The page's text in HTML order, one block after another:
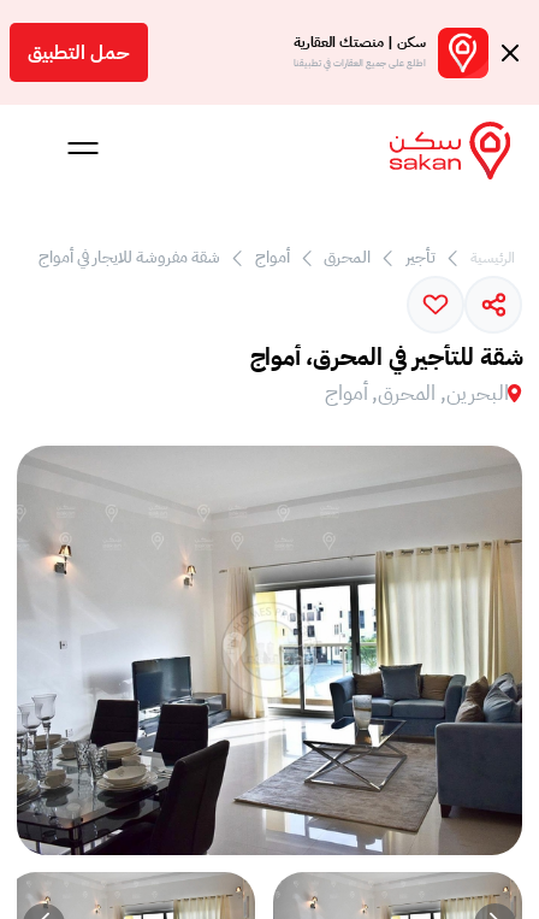
سكن | منصتك العقارية
اطلع على جميع العقارات في تطبيقنا حمل التطبيق
الرئيسية تأجير المحرق أمواج شقة مفروشة للايجار في أمواج
شقة للتأجير في المحرق، أمواج
البحرين, المحرق, أمواج